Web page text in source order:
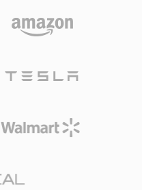
显著特点是其简洁的
处理。AVI还支持多
含多语言内容。然
支持可变帧率或高级
的多媒体格式之